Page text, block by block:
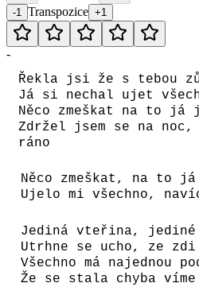
-1 Transpozice +1
-
Řekla jsi že s tebou
Já si nechal ujet
Něco zmeškat na to já
Zdržel jsem se na
ráno
Něco zmeškat, na to já
Ujelo mi všechno,
Jediná vteřina, jediné
Utrhne se ucho, ze zdi
Všechno má najednou
Že se stala chyba víme